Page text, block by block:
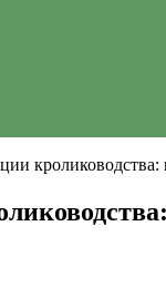
кролиководства: